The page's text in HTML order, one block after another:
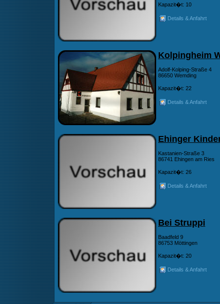
Kapazit�t: 10
Details & Anfahrt
Kolpingheim
Adolf-Kolping-Straße 4
86650 Wemding
Kapazit�t: 22
Details & Anfahrt
Ehinger
Kastanien-Straße 3
86741 Ehingen am Ries
Kapazit�t: 26
Details & Anfahrt
Bei Struppi
Baadfeld 9
86753 Möttingen
Kapazit�t: 20
Details & Anfahrt